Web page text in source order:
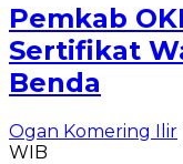
Pemkab
Sertifikat
Benda
Ogan Komering Ilir
WIB